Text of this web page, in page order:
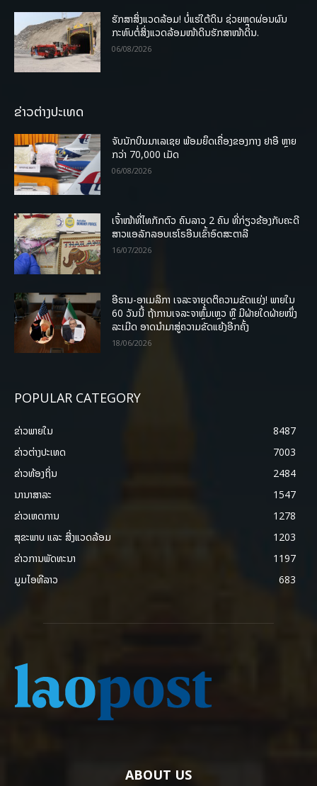
ຮັກສາສິ່ງແວດລ້ອມ! ບໍ່ແຮ່ໃຕ້ດິນ ຊ່ວຍຫຼຸດຜ່ອນຜົນ
ກະທົບຕໍ່ສິ່ງແວດລ້ອມໜ້າດິນຮັກສາໜ້າດິນ.
06/08/2026
ຂ່າວຕ່າງປະເທດ
ຈັບນັກບິນມາເລເຊຍ ພ້ອມຍຶດເຄື່ອງຂອງກາງ ຢາອີ ຫຼາຍ
ກວ່າ 70,000 ເມັດ
06/08/2026
ເຈົ້າໜ້າທີ່ໄທກັກຕົວ ຄົນລາວ 2 ຄົນ ທີ່ກ່ຽວຂ້ອງກັບຄະດີ
ສາວແອລັກລອບເຮໂຣອີນເຂົ້າອົດສະຕາລີ
16/07/2026
ອີຣານ-ອາເມລິກາ ເຈລະຈາຍຸດຕິຄວາມຂັດແຍ່ງ! ພາຍໃນ
60 ວັນນີ້ ຖ້າການເຈລະຈາຫຼົ້ມເຫຼວ ຫຼື ມີຝ່າຍໃດຝ່າຍໜຶ່ງ
ລະເມີດ ອາດນໍາມາສູ່ຄວາມຂັດແຍ້ງອີກຄັ້ງ
18/06/2026
POPULAR CATEGORY
ຂ່າວພາຍ​ໃນ
8487
ຂ່າວຕ່າງປະເທດ
7003
ຂ່າວທ້ອງຖິ່ນ
2484
ນານາສາລະ
1547
ຂ່າວເຫດການ
1278
ສຸຂະພາບ ແລະ ສີ່ງແວດລ້ອມ
1203
ຂ່າວການພັດທະນາ
1197
ມູມໄອທີລາວ
683
ABOUT US